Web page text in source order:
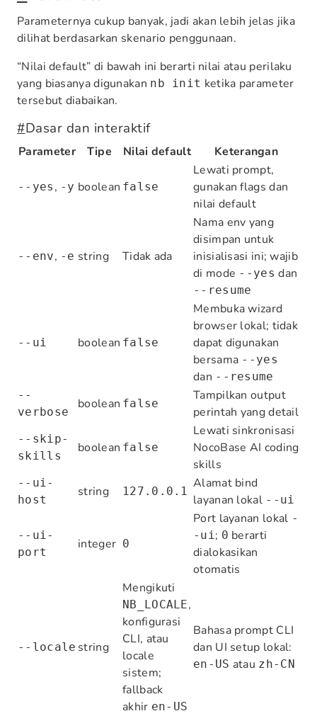
Parameternya cukup banyak, jadi akan lebih jelas jika
dilihat berdasarkan skenario penggunaan.
“Nilai default” di bawah ini berarti nilai atau perilaku
yang biasanya digunakan nb init ketika parameter
tersebut diabaikan.
#Dasar dan interaktif
Parameter Tipe Nilai default Keterangan
--yes , -y boolean false
Lewati prompt,
gunakan flags dan
nilai default
--env, -e string Tidak ada
Nama env yang
disimpan untuk
inisialisasi ini; wajib
di mode --yes dan
--resume
--ui boolean false
Membuka wizard
browser lokal; tidak
dapat digunakan
bersama --yes
dan --resume
--
verbose
boolean false
Tampilkan output
perintah yang detail
--skip-
skills
boolean false
Lewati sinkronisasi
NocoBase AI coding
skills
--ui-
host
string 127.0.0.1
Alamat bind
layanan lokal --ui
--ui-
port
integer 0
Port layanan lokal -
-ui; 0 berarti
dialokasikan
otomatis
--locale string
Mengikuti
NB_LOCALE,
konfigurasi
CLI, atau
locale
sistem;
fallback
akhir en-US
Bahasa prompt CLI
dan UI setup lokal:
en-US atau zh-CN